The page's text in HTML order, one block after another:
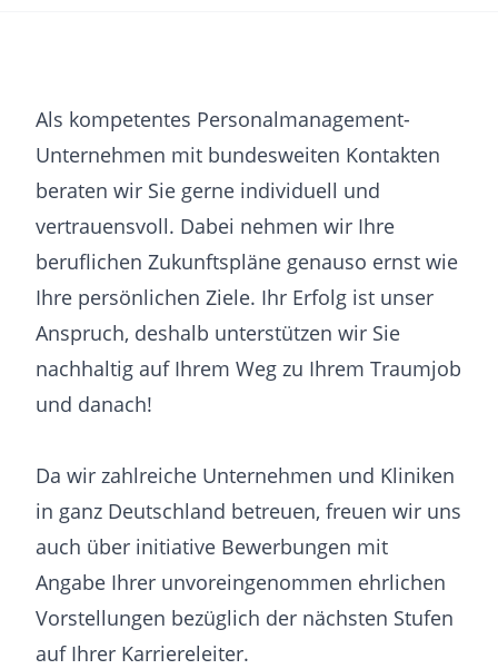
Als kompetentes Personalmanagement-
Unternehmen mit bundesweiten Kontakten
beraten wir Sie gerne individuell und
vertrauensvoll. Dabei nehmen wir Ihre
beruflichen Zukunftspläne genauso ernst wie
Ihre persönlichen Ziele. Ihr Erfolg ist unser
Anspruch, deshalb unterstützen wir Sie
nachhaltig auf Ihrem Weg zu Ihrem Traumjob
und danach!
Da wir zahlreiche Unternehmen und Kliniken
in ganz Deutschland betreuen, freuen wir uns
auch über initiative Bewerbungen mit
Angabe Ihrer unvoreingenommen ehrlichen
Vorstellungen bezüglich der nächsten Stufen
auf Ihrer Karriereleiter.